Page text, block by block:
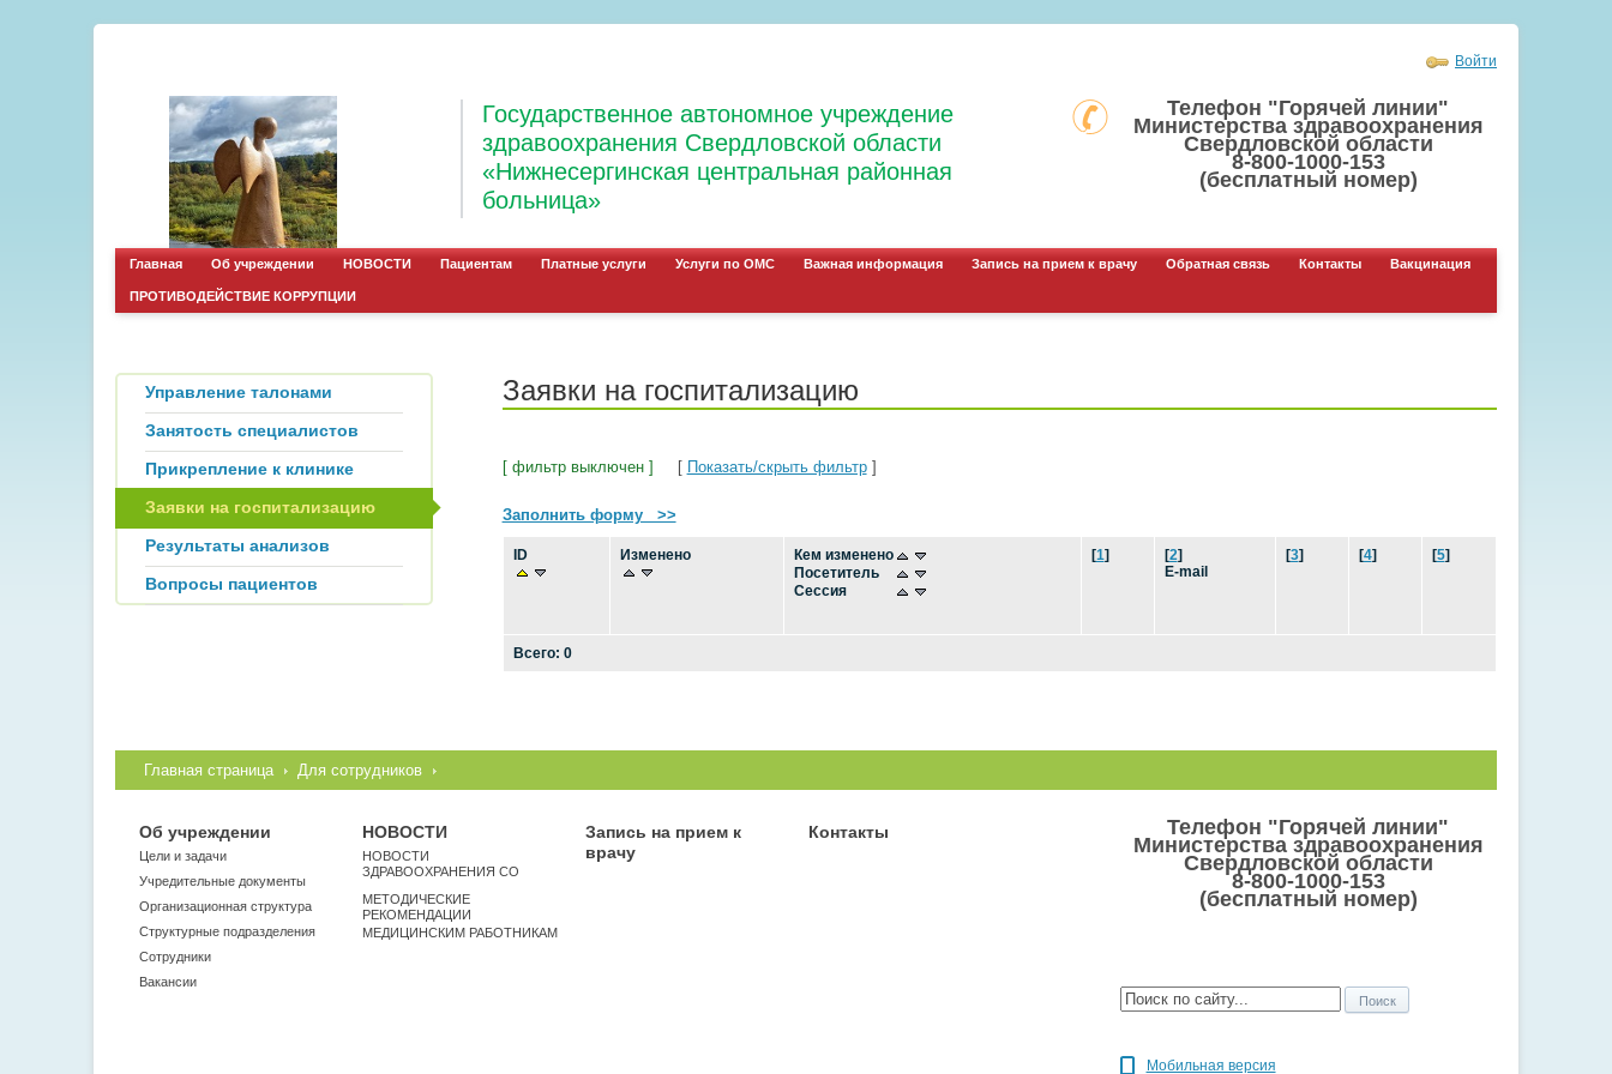
Войти
Телефон "Горячей линии"
Министерства здравоохранения
Свердловской области
8-800-1000-153
(бесплатный номер)
Государственное автономное учреждение
здравоохранения Свердловской области
«Нижнесергинская центральная районная
больница»
Главная Об учреждении НОВОСТИ Пациентам Платные услуги Услуги по ОМС Важная информация Запись на прием к врачу Обратная связь Контакты Вакцинация
ПРОТИВОДЕЙСТВИЕ КОРРУПЦИИ
Управление талонами
Занятость специалистов
Прикрепление к клинике
Заявки на госпитализацию
Результаты анализов
Вопросы пациентов
Заявки на госпитализацию
[ фильтр выключен ] [ Показать/скрыть фильтр]
Заполнить форму >>
ID Изменено
Кем изменено
Посетитель
Сессия
[1] [2]
E-mail
[3] [4] [5]
Всего: 0
Главная страница Для сотрудников
Телефон "Горячей линии"
Министерства здравоохранения
Свердловской области
8-800-1000-153
(бесплатный номер)
Мобильная версия
Об учреждении
Цели и задачи
Учредительные документы
Организационная структура
Структурные подразделения
Сотрудники
Вакансии
НОВОСТИ
НОВОСТИ
ЗДРАВООХРАНЕНИЯ СО
МЕТОДИЧЕСКИЕ
РЕКОМЕНДАЦИИ
МЕДИЦИНСКИМ РАБОТНИКАМ
Запись на прием к
врачу
Контакты